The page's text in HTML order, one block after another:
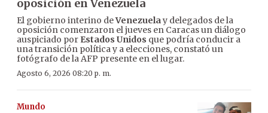
oposición en Venezuela
El gobierno interino deVenezuelay delegados de la
oposición comenzaron el jueves en Caracas un diálogo
auspiciado por Estados Unidos que podría conducir a
una transición política y a elecciones, constató un
fotógrafo de la AFP presente en el lugar.
Agosto 6, 2026 08:20 p. m.
Mundo